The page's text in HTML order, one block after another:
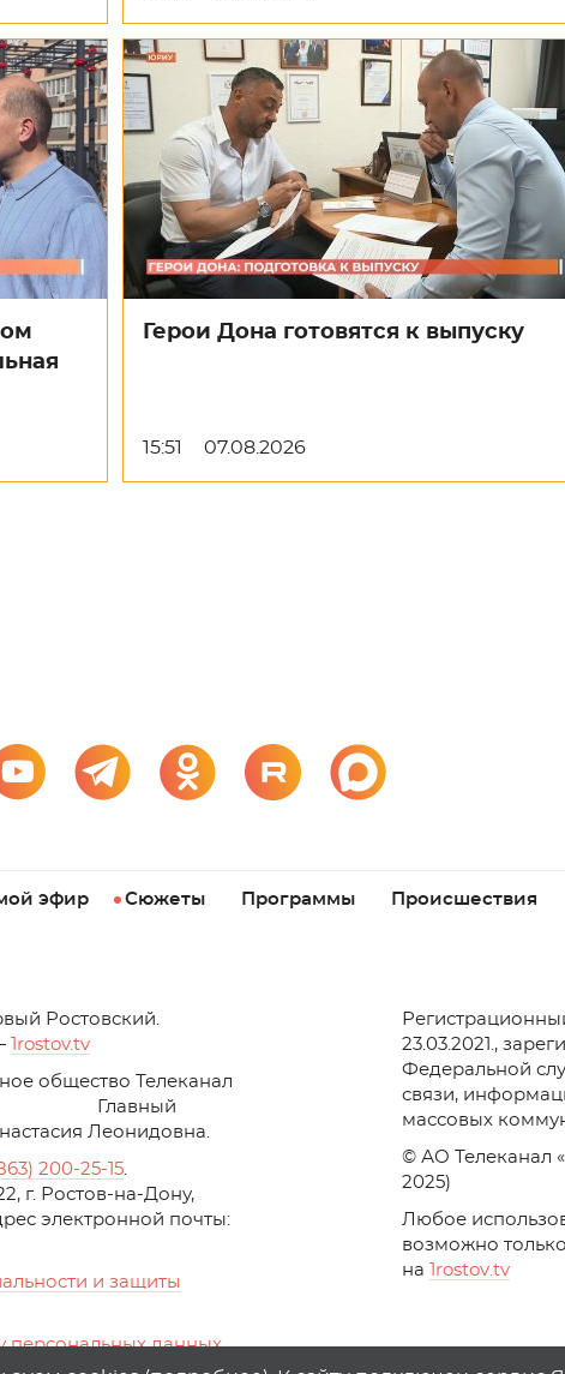
Герои Дона готовятся к выпуску
15:51 07.08.2026
эфир Сюжеты Программы Происшествия
Ростовский.
1rostov.tv
общество Телеканал
Главный
Леонидовна.
200-25-15.
г. Ростов-на-Дону,
электронной почты:
и защиты
персональных данных
top.mail.ru
23.03.2021.,
Федеральной
связи,
массовых
© АО Телеканал
2025)
Любое
возможно
на
rostov.tv